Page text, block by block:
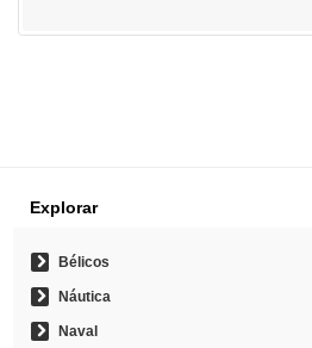
Explorar
Bélicos
Náutica
Naval